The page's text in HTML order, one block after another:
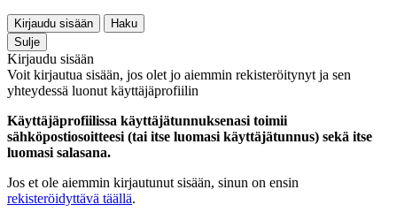
Kirjaudu sisään
Haku
Sulje
Kirjaudu sisään
Voit kirjautua sisään, jos olet jo aiemmin rekisteröitynyt ja sen
yhteydessä luonut käyttäjäprofiilin
Käyttäjäprofiilissa käyttäjätunnuksenasi toimii
sähköpostiosoitteesi (tai itse luomasi käyttäjätunnus) sekä itse
luomasi salasana.
Jos et ole aiemmin kirjautunut sisään, sinun on ensin
rekisteröidyttävä täällä.